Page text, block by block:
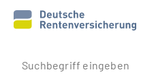
Prävention